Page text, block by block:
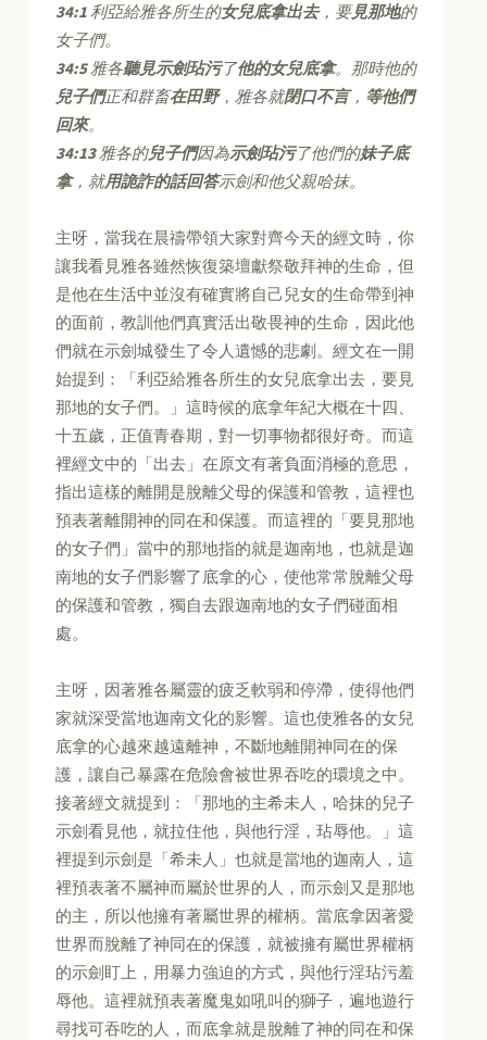
34:1利亞給雅各所生的女兒底拿出去，要見那地的
女子們。
34:5雅各聽見示劍玷污了他的女兒底拿。那時他的
兒子們正和群畜在田野，雅各就閉口不言， 等他們
回來。
34:13雅各的兒子們因為示劍玷污了他們的妹子底
拿，就用詭詐的話回答示劍和他父親哈抹。
主呀，當我在晨禱帶領大家對齊今天的經文時，你
讓我看見雅各雖然恢復築壇獻祭敬拜神的生命，但
是他在生活中並沒有確實將自己兒女的生命帶到神
的面前，教訓他們真實活出敬畏神的生命，因此他
們就在示劍城發生了令人遺憾的悲劇。經文在一開
始提到：「利亞給雅各所生的女兒底拿出去，要見
那地的女子們。」這時候的底拿年紀大概在十四、
十五歲，正值青春期，對一切事物都很好奇。而這
裡經文中的「出去」在原文有著負面消極的意思，
指出這樣的離開是脫離父母的保護和管教，這裡也
預表著離開神的同在和保護。而這裡的「要見那地
的女子們」當中的那地指的就是迦南地，也就是迦
南地的女子們影響了底拿的心，使他常常脫離父母
的保護和管教，獨自去跟迦南地的女子們碰面相
處。
主呀，因著雅各屬靈的疲乏軟弱和停滯，使得他們
家就深受當地迦南文化的影響。這也使雅各的女兒
底拿的心越來越遠離神，不斷地離開神同在的保
護，讓自己暴露在危險會被世界吞吃的環境之中。
接著經文就提到：「那地的主希未人，哈抹的兒子
示劍看見他，就拉住他，與他行淫，玷辱他。」這
裡提到示劍是「希未人」也就是當地的迦南人，這
裡預表著不屬神而屬於世界的人，而示劍又是那地
的主，所以他擁有著屬世界的權柄。當底拿因著愛
世界而脫離了神同在的保護，就被擁有屬世界權柄
的示劍盯上，用暴力強迫的方式，與他行淫玷污羞
辱他。這裡就預表著魔鬼如吼叫的獅子，遍地遊行
尋找可吞吃的人，而底拿就是脫離了神的同在和保